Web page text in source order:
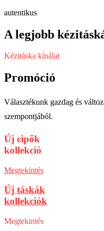
autentikus
A legjobb
Kézitáska kínálat
Promóció
Választékunk gazdag és
szempontjából.
Új cipők
kollekció
Megtekintés
Új táskák
kollekciók
Megtekintés